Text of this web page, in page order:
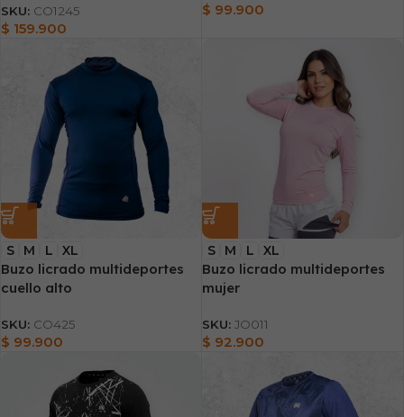
SKU: CO1245
$ 159.900
$ 99.900
S M L XL
Buzo licrado multideportes
cuello alto
SKU: CO425
$ 99.900
S M L XL
Buzo licrado multideportes
mujer
SKU:JO011
$ 92.900